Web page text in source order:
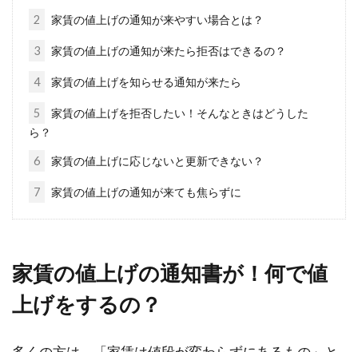
意外と悩む2LDKの部屋の使い方！新
新婚生活を2LDKの部屋でスタートさせる方もい
るでしょう。この時に意外と悩んでしまうの
贈与税を課されないために
念願のマイホームを購入するとき、夫婦が分割
2 家賃の値上げの通知が来やすい場合とは？
3 家賃の値上げの通知が来たら拒否はできるの？
4 家賃の値上げを知らせる通知が来たら
5
家賃の値上げを拒否したい！そんなときはどうした
ら？
6 家賃の値上げに応じないと更新できない？
7 家賃の値上げの通知が来ても焦らずに
家賃の値上げの通知書が！何で値
上げをするの？